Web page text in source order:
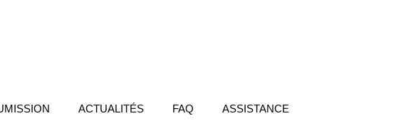
ACTUALITÉS FAQ ASSISTANCE